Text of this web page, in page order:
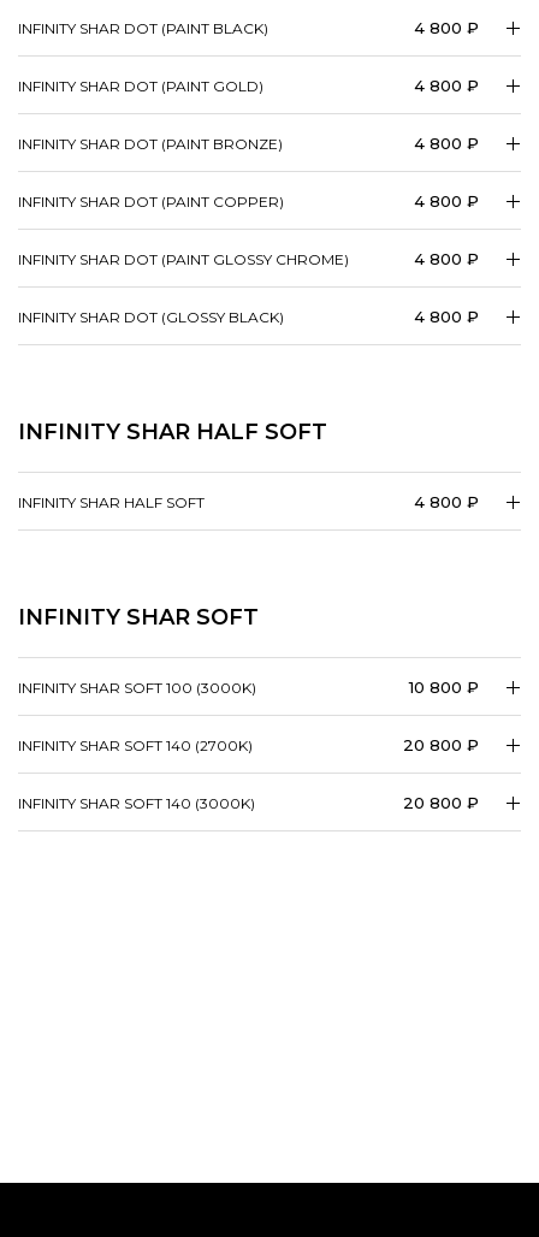
INFINITY SHAR DOT (PAINT BLACK) 4 800 ₽
INFINITY SHAR DOT (PAINT GOLD) 4 800 ₽
INFINITY SHAR DOT (PAINT BRONZE) 4 800 ₽
INFINITY SHAR DOT (PAINT COPPER) 4 800 ₽
INFINITY SHAR DOT (PAINT GLOSSY CHROME) 4 800 ₽
INFINITY SHAR DOT (GLOSSY BLACK) 4 800 ₽
INFINITY SHAR HALF SOFT
INFINITY SHAR HALF SOFT 4 800 ₽
INFINITY SHAR SOFT
INFINITY SHAR SOFT 100 (3000K) 10 800 ₽
INFINITY SHAR SOFT 140 (2700K) 20 800 ₽
INFINITY SHAR SOFT 140 (3000K) 20 800 ₽